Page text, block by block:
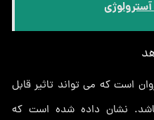
آسترولوژی
است که می تواند تاثیر قابل
نشان داده شده است که